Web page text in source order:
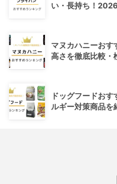
い・長持ち！2026
マヌカハニーおす
高さを徹底比較・
ドッグフードお
ルギー対策商品を